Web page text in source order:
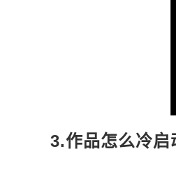
3.作品怎么冷启